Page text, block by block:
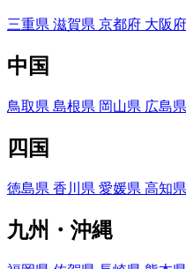
三重県 滋賀県 京都府 大阪府
中国
鳥取県 島根県 岡山県 広島県
四国
徳島県 香川県 愛媛県 高知県
九州・沖縄